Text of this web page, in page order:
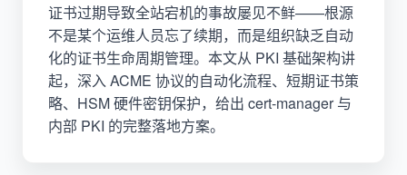
证书过期导致全站宕机的事故屡见不鲜——根源
不是某个运维人员忘了续期，而是组织缺乏自动
化的证书生命周期管理。本文从 PKI 基础架构讲
起，深入 ACME 协议的自动化流程、短期证书策
略、HSM 硬件密钥保护，给出 cert-manager 与
内部 PKI 的完整落地方案。